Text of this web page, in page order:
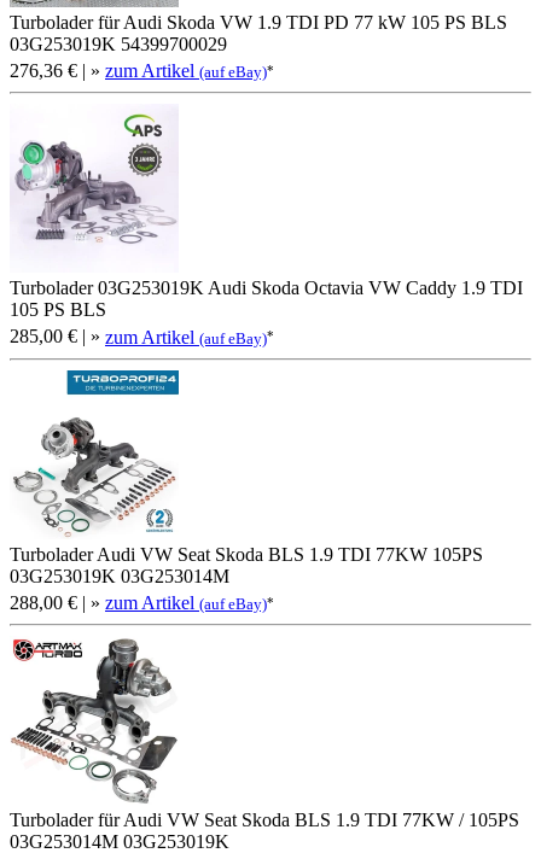
Turbolader für Audi Skoda VW 1.9 TDI PD 77 kW 105 PS BLS
03G253019K 54399700029
276,36 € | » zum Artikel (auf eBay)*
Turbolader 03G253019K Audi Skoda Octavia VW Caddy 1.9 TDI
105 PS BLS
285,00 € | » zum Artikel (auf eBay)*
Turbolader Audi VW Seat Skoda BLS 1.9 TDI 77KW 105PS
03G253019K 03G253014M
288,00 € | » zum Artikel (auf eBay)*
Turbolader für Audi VW Seat Skoda BLS 1.9 TDI 77KW / 105PS
03G253014M 03G253019K